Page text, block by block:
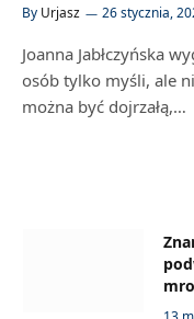
By Urjasz 26 stycznia,
Joanna Jabłczyńska
osób tylko myśli, ale
można być dojrzałą,…